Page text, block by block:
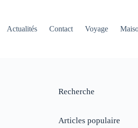
Actualités
Contact Voyage
Recherche
Articles populaire